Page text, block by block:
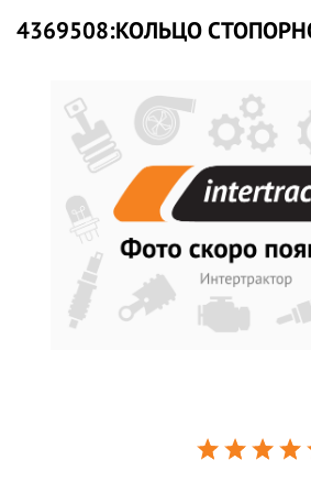
4369508:КОЛЬЦО